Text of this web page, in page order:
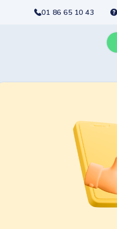
01 86 65 10 43